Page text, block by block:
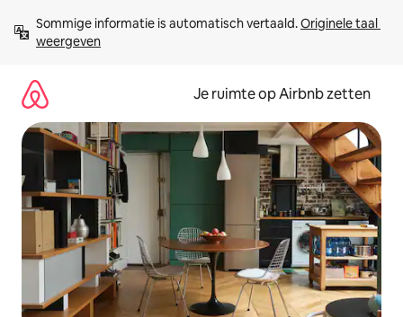
direct
naar
Sommige informatie is automatisch vertaald. Originele taal
weergeven
Je ruimte op Airbnb zetten